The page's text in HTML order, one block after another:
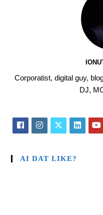
Corporatist, digital guy,
DJ,
AI DAT LIKE?